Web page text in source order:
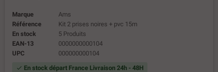
Marque
Ams
Référence
Kit 2 prises noires + pvc 15m
En stock
5 Produits
EAN-13
0000000000104
UPC
000000000104
check En stock départ France Livraison 24h - 48H